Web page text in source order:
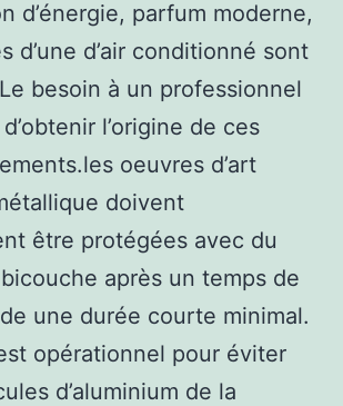
d’énergie, parfum moderne,
d’une d’air conditionné sont
besoin à un professionnel
l’origine de ces
oeuvres d’art
doivent
être protégées avec du
après un temps de
une durée courte minimal.
opérationnel pour éviter
d’aluminium de la